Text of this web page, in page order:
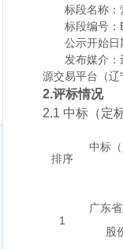
标段名称：
标段编号：
公示开始日
发布媒介：
源交易平台（辽
2.评标情况
2.1 中标（定
排序
中标
1
广东
股